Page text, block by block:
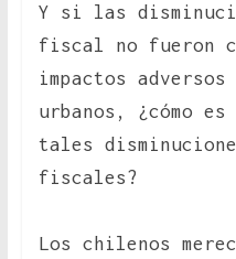
Y si las
fiscal no fueron
impactos adversos
urbanos, ¿cómo
tales
fiscales?
Los chilenos